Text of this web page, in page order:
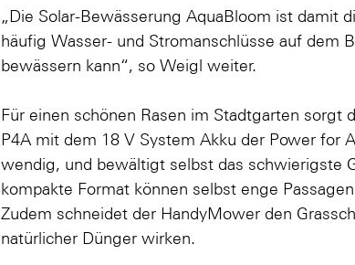
„Die Solar-Bewässerung AquaBloom ist damit
häufig Wasser- und Stromanschlüsse auf dem
bewässern kann“, so Weigl weiter.
Für einen schönen Rasen im Stadtgarten sorgt
P4A mit dem 18 V System Akku der Power for
wendig, und bewältigt selbst das schwierigste
kompakte Format können selbst enge
Zudem schneidet der HandyMower den
natürlicher Dünger wirken.